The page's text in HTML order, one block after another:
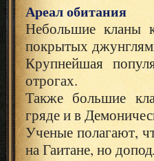
Ареал обитания
Небольшие кланы
покрытых
Крупнейшая
отрогах.
Также большие
гряде и в
Ученые полагают,
на Гаитане, но